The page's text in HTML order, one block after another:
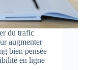
du trafic
augmenter
bien pensée
en ligne